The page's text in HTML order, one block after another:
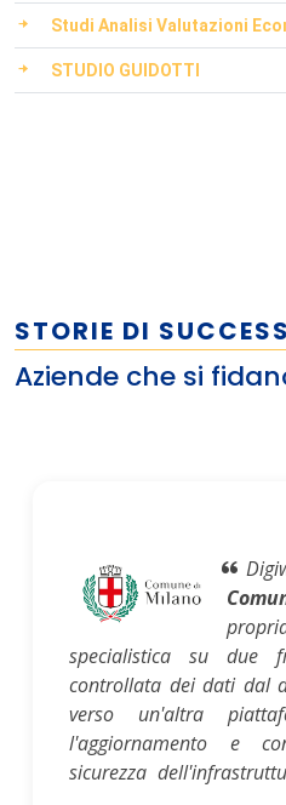
Studi Analisi Valutazioni
STUDIO GUIDOTTI
STORIE DI
Aziende che si
specialistica su due
controllata dei dati dal
verso un'altra
l'aggiornamento e
sicurezza